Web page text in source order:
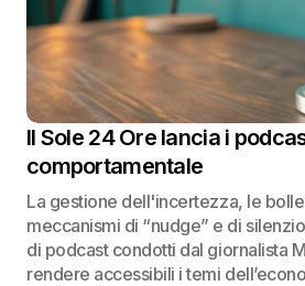
Il Sole 24 Ore lancia i
comportamentale
La gestione dell'incertezza, le
meccanismi di “nudge” e di
di podcast condotti dal giornalista
rendere accessibili i temi